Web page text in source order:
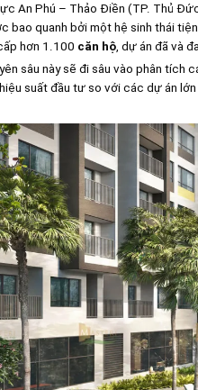
An Phú – Thảo Điền (TP. Thủ
bao quanh bởi một hệ sinh thái
hơn 1.100 căn hộ , dự án đã và
sâu này sẽ đi sâu vào phân
suất đầu tư so với các dự án